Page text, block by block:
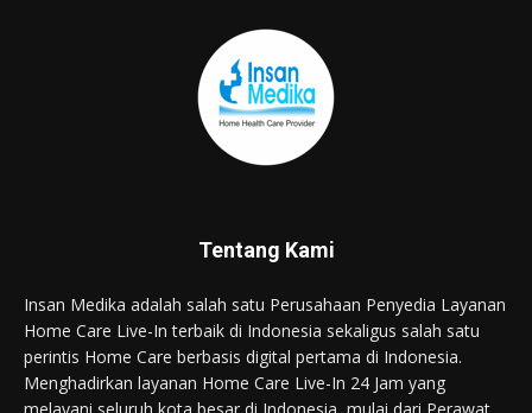
Tentang Kami
Insan Medika adalah salah satu Perusahaan Penyedia Layanan
Home Care Live-In terbaik di Indonesia sekaligus salah satu
perintis Home Care berbasis digital pertama di Indonesia.
Menghadirkan layanan Home Care Live-In 24 Jam yang
melayani seluruh kota besar di Indonesia, mulai dari Perawat